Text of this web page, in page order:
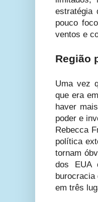
estratégia
pouco
ventos e
Região
Uma vez
que era
haver
poder e
Rebecca
política
tornam
dos EUA
burocracia
em três